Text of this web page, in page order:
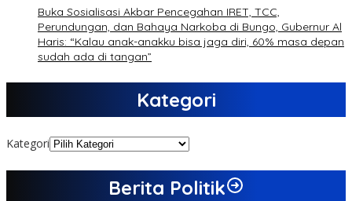
Buka Sosialisasi Akbar Pencegahan IRET, TCC,
Perundungan, dan Bahaya Narkoba di Bungo, Gubernur Al
Haris: “Kalau anak-anakku bisa jaga diri, 60% masa depan
sudah ada di tangan”
Kategori
Kategori
Berita Politik